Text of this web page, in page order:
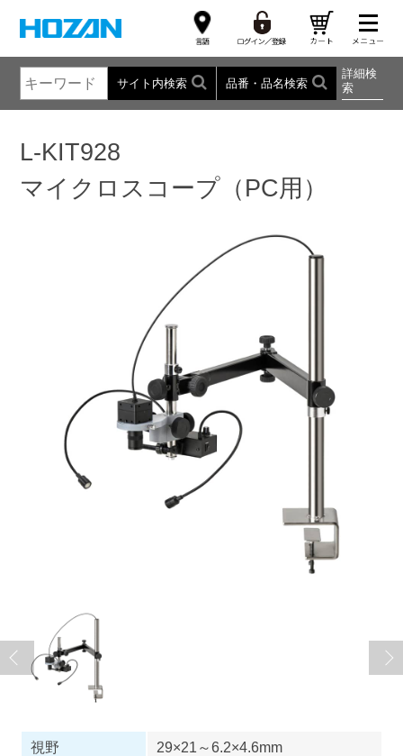
サイト内検索 品番・品名検索
詳細検
索
L-KIT928
マイクロスコープ（PC用）
視野 29×21～6.2×4.6mm